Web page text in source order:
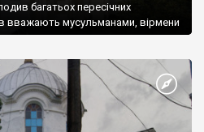
багатьох пересічних
вважають мусульманами, вірмени